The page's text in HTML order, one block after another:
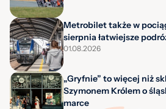
Metrobilet także w
sierpnia łatwiejsze
01.08.2026
„Gryfnie” to więcej niż
Szymonem Królem o
marce